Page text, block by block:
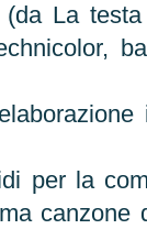
La testa
per la
canzone